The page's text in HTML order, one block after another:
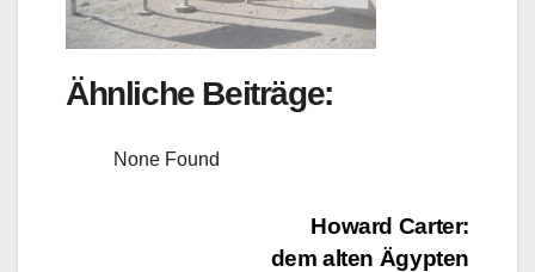
Ähnliche Beiträge:
None Found
BeitragsnavigationHoward Carter:
dem alten Ägypten